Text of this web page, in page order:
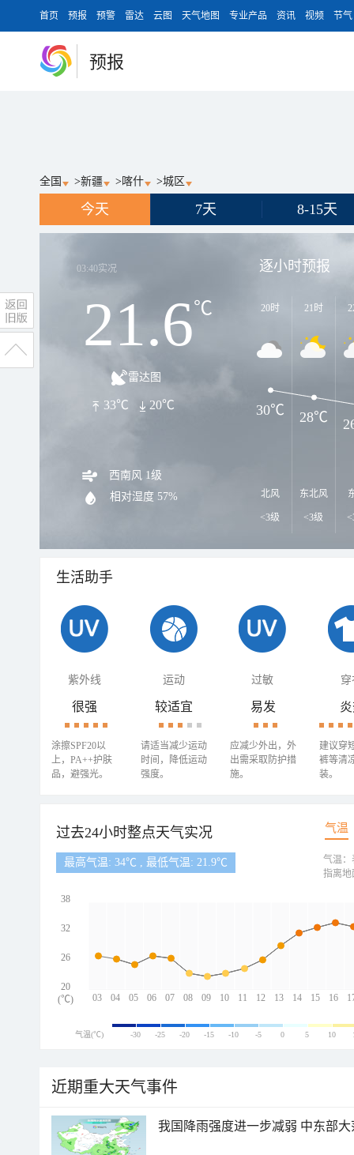
首页 预报 预警 雷达 云图 天气地图 专业产品 资讯 视频 节气
预报
全国 >新疆 > 喀什 >城区
今天 7天 8-15天
03:40实况
21.6℃
雷达图
33℃ 20℃
西南风 1级
相对湿度 57%
逐小时预报
20时
北风
<3级
21时
东北风
<3级
30℃ 28℃
生活助手
紫外线 运动 过敏 穿
很强
涂擦SPF20以
上，PA++护肤
品，避强光。
较适宜
请适当减少运动
时间，降低运动
强度。
易发
应减少外出，外
出需采取防护措
施。
建议穿
裤等清
装。
过去24小时整点天气实况 气温
最高气温: 34℃ , 最低气温: 21.9℃
03 04 05 06 07 08 09 10 11 12 13 14 15 16
38
32
26
20
(℃)
气温：
指离地
气温(℃) -30 -25 -20 -15 -10 -5 0 5 10
近期重大天气事件
我国降雨强度进一步减弱 中东部